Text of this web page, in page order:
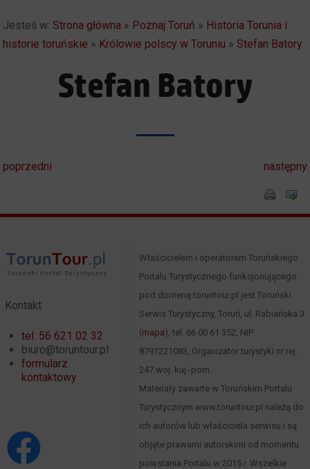
Jesteś w: Strona główna » Poznaj Toruń » Historia Torunia i
historie toruńskie » Królowie polscy w Toruniu » Stefan Batory
Stefan Batory
poprzedni następny
Kontakt
tel. 56 621 02 32
biuro@toruntour.pl
formularz
kontaktowy
Właścicielem i operatorem Toruńskiego
Portalu Turystycznego funkcjonującego
pod domeną toruntour.pl jest Toruński
Serwis Turystyczny, Toruń, ul. Rabiańska 3
(mapa), tel. 66 00 61 352, NIP:
8791221083, Organizator turystyki nr rej.
247 woj. kuj.-pom.
Materiały zawarte w Toruńskim Portalu
Turystycznym www.toruntour.pl należą do
ich autorów lub właściciela serwisu i są
objęte prawami autorskimi od momentu
powstania Portalu w 2015 r. Wszelkie